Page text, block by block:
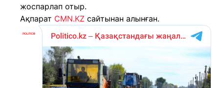
жоспарлап отыр.
Ақпарат CMN.KZ сайтынан алынған.